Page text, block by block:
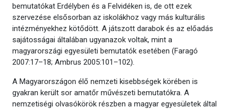
bemutatókat Erdélyben és a Felvidéken is, de ott ezek
szervezése elsősorban az iskolákhoz vagy más kulturális
intézményekhez kötődött. A játszott darabok és az előadás
sajátosságai általában ugyanazok voltak, mint a
magyarországi egyesületi bemutatók esetében (Faragó
2007:17–18; Ambrus 2005:101–102).
A Magyarországon élő nemzeti kisebbségek körében is
gyakran került sor amatőr művészeti bemutatókra. A
nemzetiségi olvasókörök részben a magyar egyesületek által